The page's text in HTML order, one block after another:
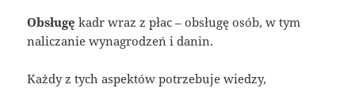
Obsługę kadr wraz z płac – obsługę osób, w tym
naliczanie wynagrodzeń i danin.
Każdy z tych aspektów potrzebuje wiedzy,